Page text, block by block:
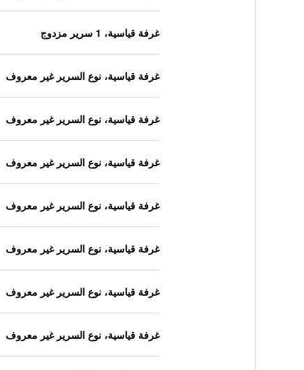
غرفة قياسية، 1 سرير مزدوج
غرفة قياسية، نوع السرير غير معروف
غرفة قياسية، نوع السرير غير معروف
غرفة قياسية، نوع السرير غير معروف
غرفة قياسية، نوع السرير غير معروف
غرفة قياسية، نوع السرير غير معروف
غرفة قياسية، نوع السرير غير معروف
غرفة قياسية، نوع السرير غير معروف